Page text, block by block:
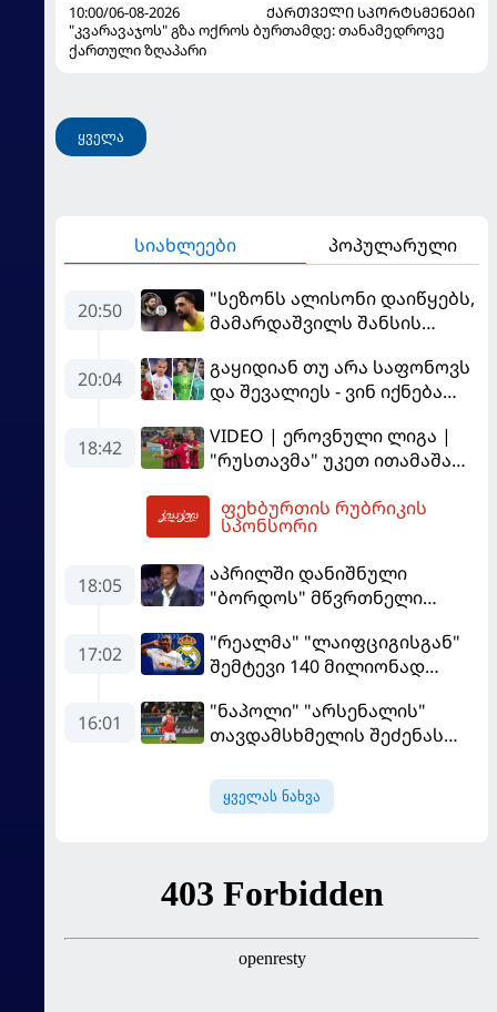
10:00/06-08-2026
ᲥᲐᲠᲗᲕᲔᲚᲘ ᲡᲞᲝᲠᲢᲡᲛᲔᲜᲔᲑᲘ
"კვარავაჯოს" გზა ოქროს ბურთამდე: თანამედროვე
ქართული ზღაპარი
ყველა
სიახლეები პოპულარული
20:50
"სეზონს ალისონი დაიწყებს,
მამარდაშვილს შანსის
მოთმინება სჭირდება,
რომელსაც 100%-ით
"ლივერპულის" ყოფილმა
მეკარემ
20:04
გაყიდიან თუ არა საფონოვს
და შევალიეს - ვინ იქნება
18:42
VIDEO | ეროვნული ლიგა |
"რუსთავმა" უკეთ ითამაშა
მოიგო, "ტორპედომ" გვიან
გაიღვიძა...
ფეხბურთის რუბრიკის
სპონსორი
18:05
აპრილში დანიშნული
"ბორდოს" მწვრთნელი
17:02
"რეალმა" "ლაიფციგისგან"
შემტევი 140 მილიონად
16:01
"ნაპოლი" "არსენალის"
თავდამსხმელის შეძენას
ყველას ნახვა